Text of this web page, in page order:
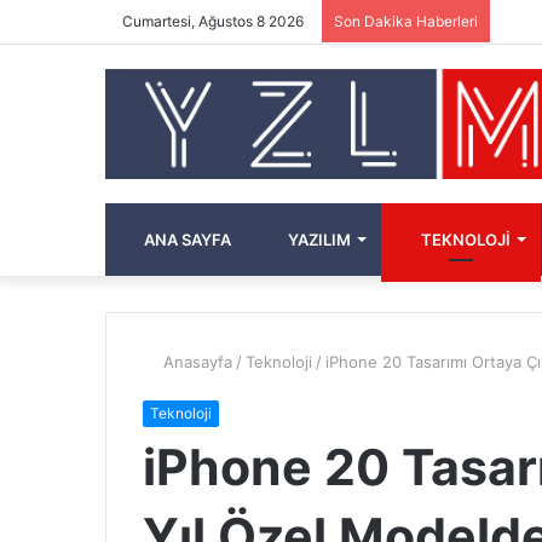
Cumartesi, Ağustos 8 2026 Son Dakika Haberleri
ANA SAYFA YAZILIM TEKNOLOJI
Anasayfa / Teknoloji / iPhone 20 Tasarımı Ortaya
Teknoloji
iPhone 20